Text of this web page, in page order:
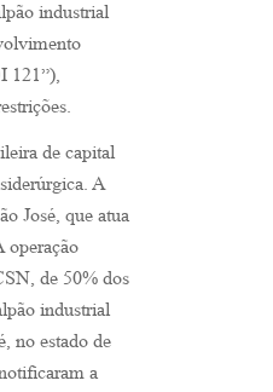
industrial
121”),
de capital
A
José, que atua
operação
de 50% dos
industrial
no estado de
a